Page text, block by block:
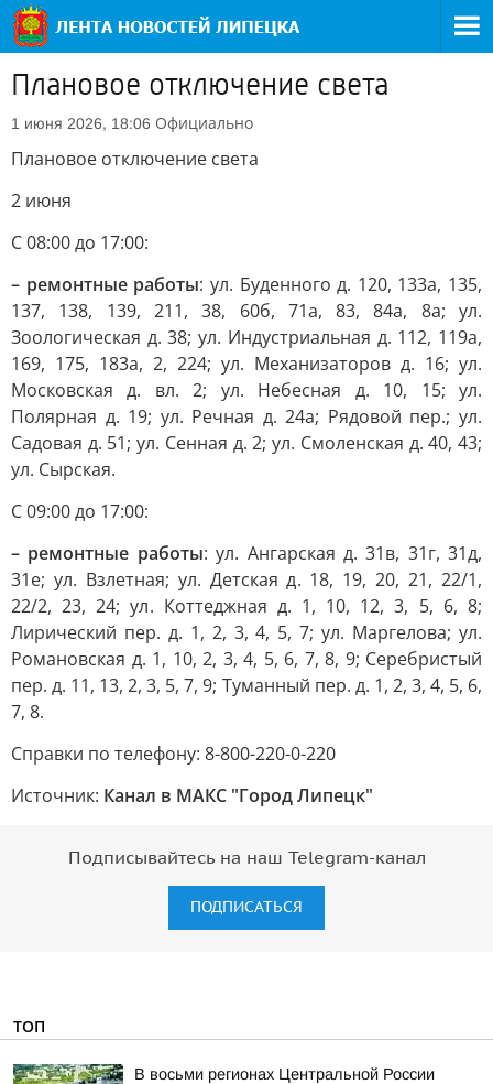
Плановое отключение света
1 июня 2026, 18:06 Официально
Плановое отключение света
2 июня
С 08:00 до 17:00:
– ремонтные работы: ул. Буденного д. 120, 133а, 135,
137, 138, 139, 211, 38, 60б, 71а, 83, 84а, 8а; ул.
Зоологическая д. 38; ул. Индустриальная д. 112, 119а,
169, 175, 183а, 2, 224; ул. Механизаторов д. 16; ул.
Московская д. вл. 2; ул. Небесная д. 10, 15; ул.
Полярная д. 19; ул. Речная д. 24а; Рядовой пер.; ул.
Садовая д. 51; ул. Сенная д. 2; ул. Смоленская д. 40, 43;
ул. Сырская.
С 09:00 до 17:00:
– ремонтные работы: ул. Ангарская д. 31в, 31г, 31д,
31е; ул. Взлетная; ул. Детская д. 18, 19, 20, 21, 22/1,
22/2, 23, 24; ул. Коттеджная д. 1, 10, 12, 3, 5, 6, 8;
Лирический пер. д. 1, 2, 3, 4, 5, 7; ул. Маргелова; ул.
Романовская д. 1, 10, 2, 3, 4, 5, 6, 7, 8, 9; Серебристый
пер. д. 11, 13, 2, 3, 5, 7, 9; Туманный пер. д. 1, 2, 3, 4, 5, 6,
7, 8.
Справки по телефону: 8-800-220-0-220
Источник: Канал в МАКС "Город Липецк"
Подписывайтесь на наш Telegram-канал
ПОДПИСАТЬСЯ
ТОП
В восьми регионах Центральной России